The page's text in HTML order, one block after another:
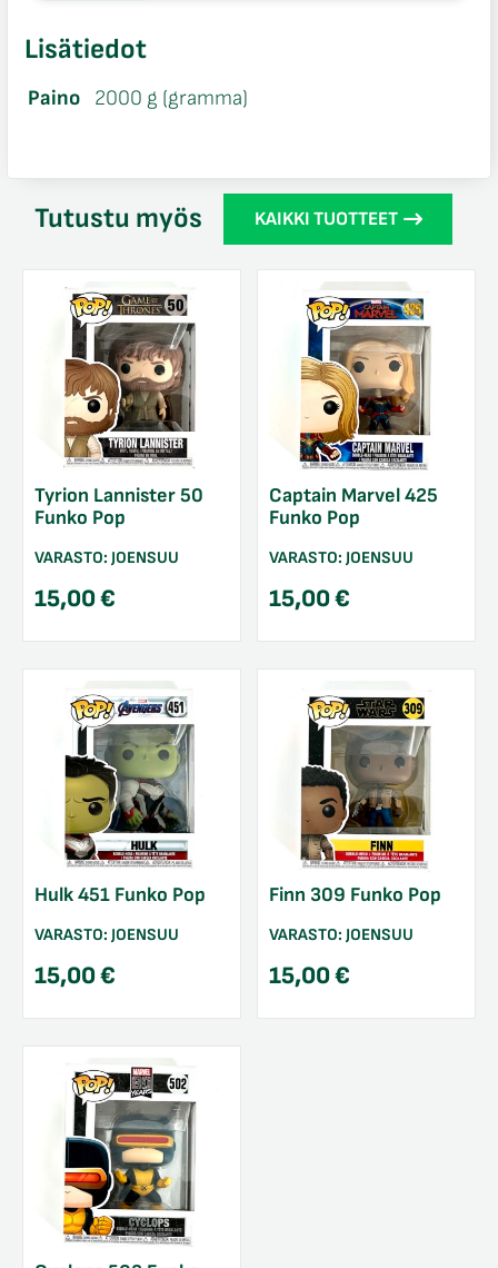
Lisätiedot
Paino 2000 g (gramma)
Tutustu myös KAIKKI TUOTTEET
Tyrion Lannister 50
Funko Pop
VARASTO: JOENSUU
15,00€
Captain Marvel 425
Funko Pop
VARASTO: JOENSUU
15,00€
Hulk 451 Funko Pop
VARASTO: JOENSUU
15,00€
Finn 309 Funko Pop
VARASTO: JOENSUU
15,00€